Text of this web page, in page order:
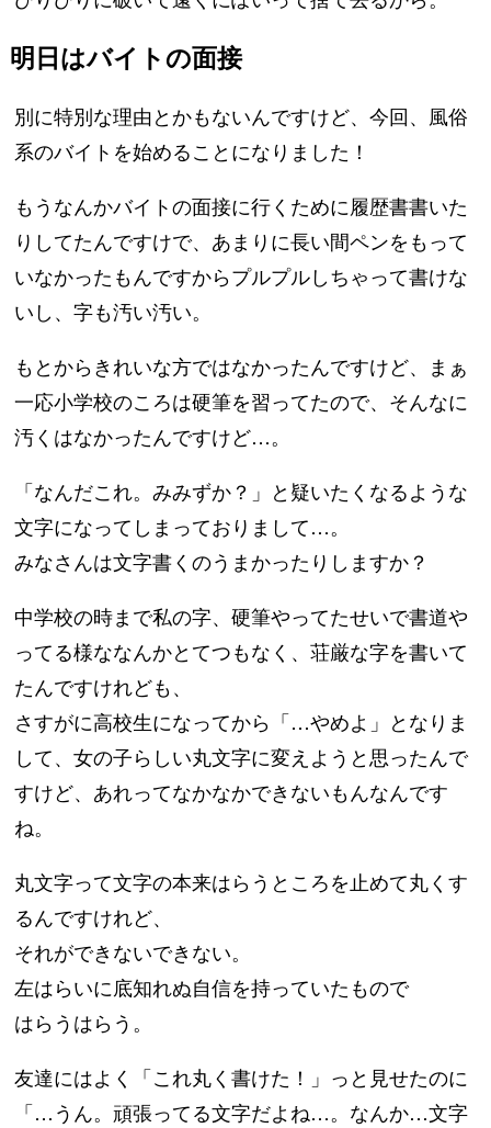
明日はバイトの面接
別に特別な理由とかもないんですけど、今回、風俗
系のバイトを始めることになりました！
もうなんかバイトの面接に行くために履歴書書いた
りしてたんですけで、あまりに長い間ペンをもって
いなかったもんですからプルプルしちゃって書けな
いし、字も汚い汚い。
もとからきれいな方ではなかったんですけど、まぁ
一応小学校のころは硬筆を習ってたので、そんなに
汚くはなかったんですけど…。
「なんだこれ。みみずか？」と疑いたくなるような
文字になってしまっておりまして…。
みなさんは文字書くのうまかったりしますか？
中学校の時まで私の字、硬筆やってたせいで書道や
ってる様ななんかとてつもなく、荘厳な字を書いて
たんですけれども、
さすがに高校生になってから「…やめよ」となりま
して、女の子らしい丸文字に変えようと思ったんで
すけど、あれってなかなかできないもんなんです
ね。
丸文字って文字の本来はらうところを止めて丸くす
るんですけれど、
それができないできない。
左はらいに底知れぬ自信を持っていたもので
はらうはらう。
友達にはよく「これ丸く書けた！」っと見せたのに
「…うん。頑張ってる文字だよね…。なんか…文字